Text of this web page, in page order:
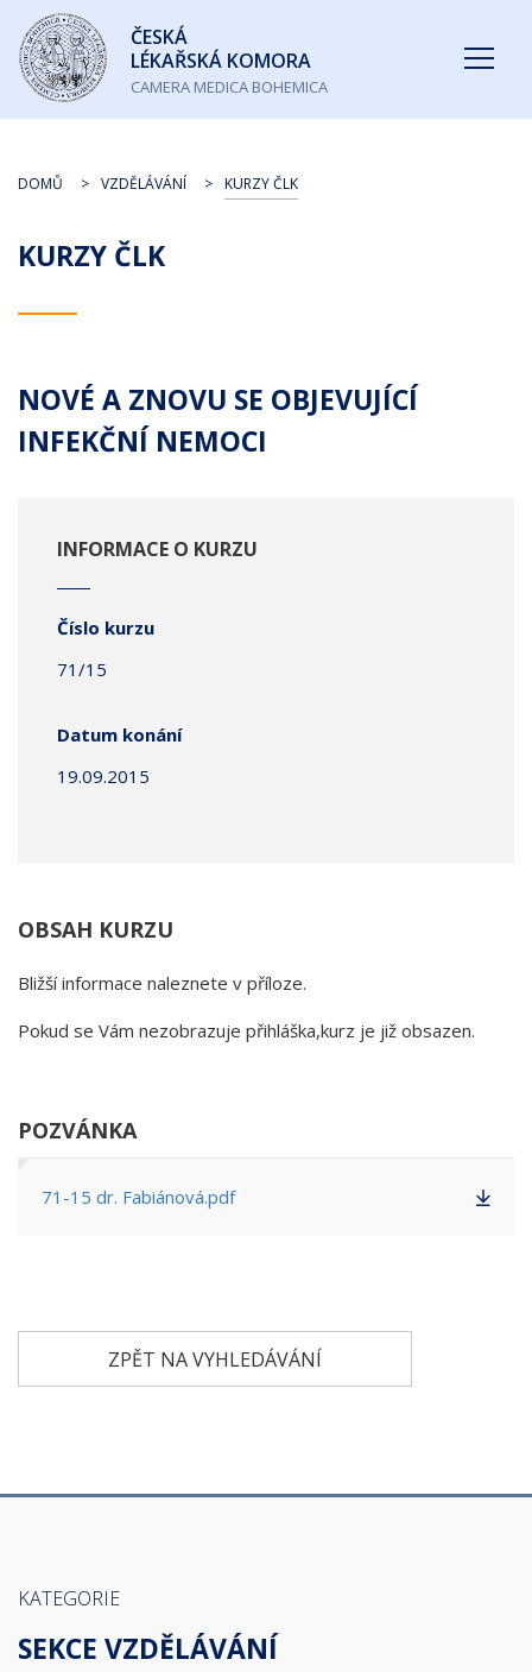
Česká
lékařská
komora
ČESKÁ
LÉKAŘSKÁ KOMORA
CAMERA MEDICA BOHEMICA
KURZY ČLK
DOMŮ VZDĚLÁVÁNÍ KURZY ČLK
NOVÉ A ZNOVU SE OBJEVUJÍCÍ
INFEKČNÍ NEMOCI
INFORMACE O KURZU
Číslo kurzu
71/15
Datum konání
19.09.2015
OBSAH KURZU
Bližší informace naleznete v příloze.
Pokud se Vám nezobrazuje přihláška,kurz je již obsazen.
POZVÁNKA
71-15 dr. Fabiánová.pdf
ZPĚT NA VYHLEDÁVÁNÍ
KATEGORIE
SEKCE VZDĚLÁVÁNÍ